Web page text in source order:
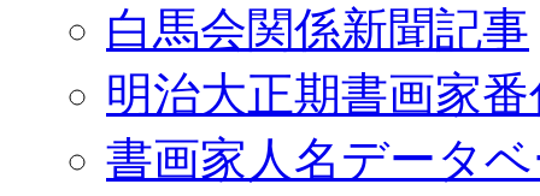
白馬会関係新聞記事
明治大正期書画家
書画家人名データ